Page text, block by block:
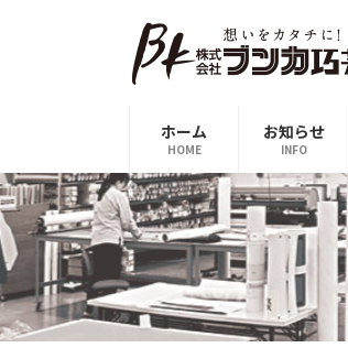
ス
キ
ッ
プ
ン
に
移
動
ホーム
HOME
お知らせ
INFO